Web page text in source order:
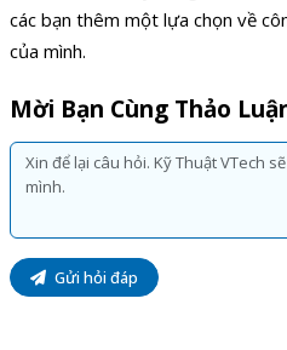
các bạn thêm một lựa chọn về
của mình.
Mời Bạn Cùng Thảo
Gửi hỏi đáp